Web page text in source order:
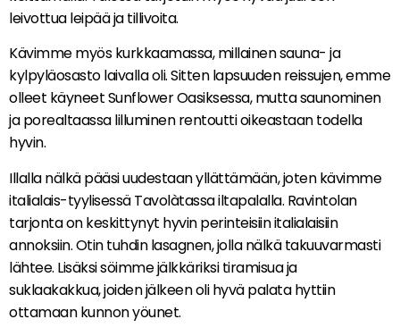
leivottua leipää ja tillivoita.
Kävimme myös kurkkaamassa, millainen sauna- ja
kylpyläosasto laivalla oli. Sitten lapsuuden reissujen, emme
olleet käyneet Sunflower Oasiksessa, mutta saunominen
ja porealtaassa lilluminen rentoutti oikeastaan todella
hyvin.
Illalla nälkä pääsi uudestaan yllättämään, joten kävimme
italialais-tyylisessä Tavolàtassa iltapalalla. Ravintolan
tarjonta on keskittynyt hyvin perinteisiin italialaisiin
annoksiin. Otin tuhdin lasagnen, jolla nälkä takuuvarmasti
lähtee. Lisäksi söimme jälkkäriksi tiramisua ja
suklaakakkua, joiden jälkeen oli hyvä palata hyttiin
ottamaan kunnon yöunet.